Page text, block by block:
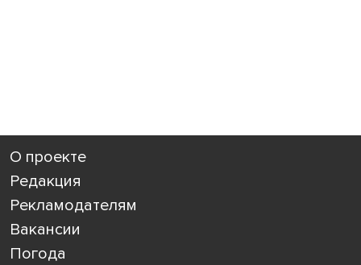
О проекте
Редакция
Рекламодателям
Вакансии
Погода